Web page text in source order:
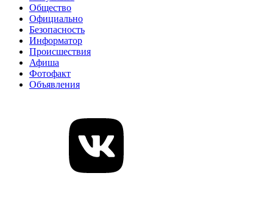
Общество
Официально
Безопасность
Информатор
Происшествия
Афиша
Фотофакт
Объявления